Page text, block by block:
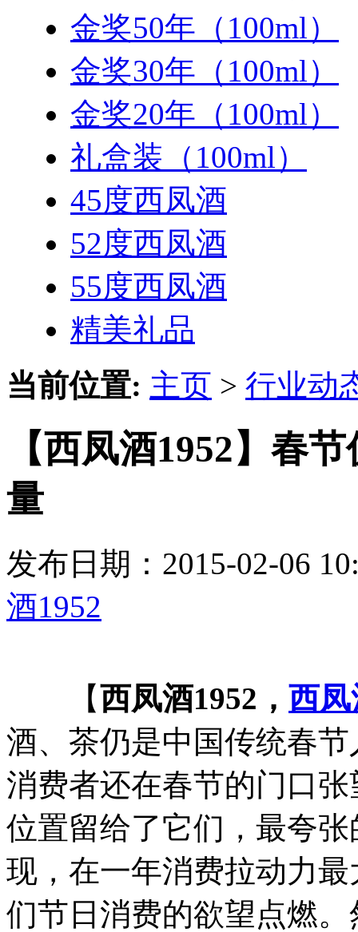
金奖50年（100ml）
金奖30年（100ml）
金奖20年（100ml）
礼盒装（100ml）
45度西凤酒
52度西凤酒
55度西凤酒
精美礼品
当前位置: 主页 > 行业动
【西凤酒1952】春
量
发布日期：2015-02-06
酒1952
【西凤酒1952， 西
酒、茶仍是中国传统春
消费者还在春节的门口
位置留给了它们，最夸
现，在一年消费拉动力
们节日消费的欲望点燃